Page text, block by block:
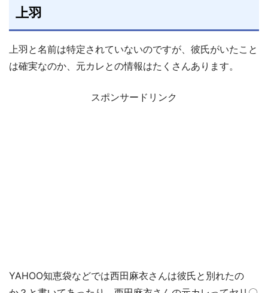
上羽
上羽と名前は特定されていないのですが、彼氏がいたこと
は確実なのか、元カレとの情報はたくさんあります。
スポンサードリンク
YAHOO知恵袋などでは西田麻衣さんは彼氏と別れたの